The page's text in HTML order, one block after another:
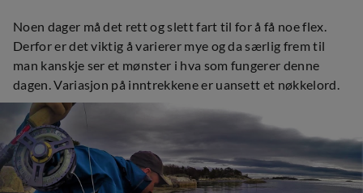
Noen dager må det rett og slett fart til for å få noe flex.
Derfor er det viktig å varierer mye og da særlig frem til
man kanskje ser et mønster i hva som fungerer denne
dagen. Variasjon på inntrekkene er uansett et nøkkelord.